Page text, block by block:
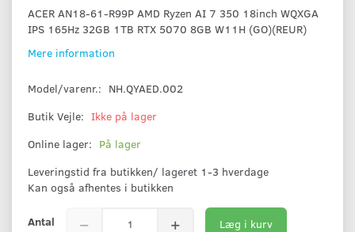
ACER AN18-61-R99P AMD Ryzen AI 7 350 18inch WQXGA
IPS 165Hz 32GB 1TB RTX 5070 8GB W11H (GO)(REUR)
Mere information
Model/varenr.: NH.QYAED.002
Butik Vejle: Ikke på lager
Online lager: På lager
Leveringstid fra butikken/ lageret 1-3 hverdage
Kan også afhentes i butikken
Antal Læg i kurv